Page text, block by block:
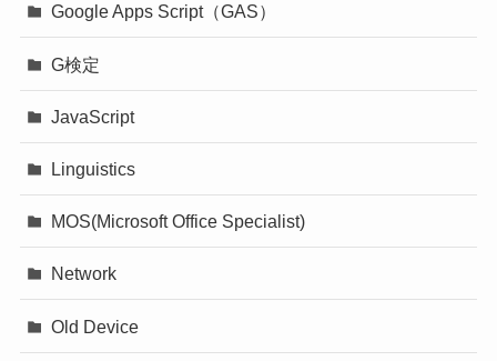
Google Apps Script（GAS）
G検定
JavaScript
Linguistics
MOS(Microsoft Office Specialist)
Network
Old Device